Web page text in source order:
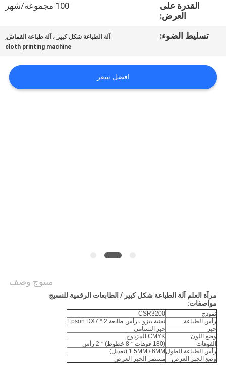
أخبار
جميع
القدرة على
العرض:
100 مجموعة/شهر
تسليط الضوء: آلة الطباعة شكل كبير ، آلة طباعة القماش,
cloth printing machine
افضل سعر
منتوج وصف
مرآة العلم آلة الطباعة شكل كبير / الطابعات الرقمية للنسيج
مواصفات:
نموذج
CSR3200
رأس الطباعة
تقنية بيزو ، رأس طابعة Epson DX7 * 2
حبر
حبر التسامي
وضع اللون
CMYK المزدوج
الفوهات
(180 فوهات * 8 خطوط) * 2 رأس
رأس الطباعة الطول 1.5MM / 6MM (تعديل)
وضع الحبر العرض
مستمر الحبر العرض